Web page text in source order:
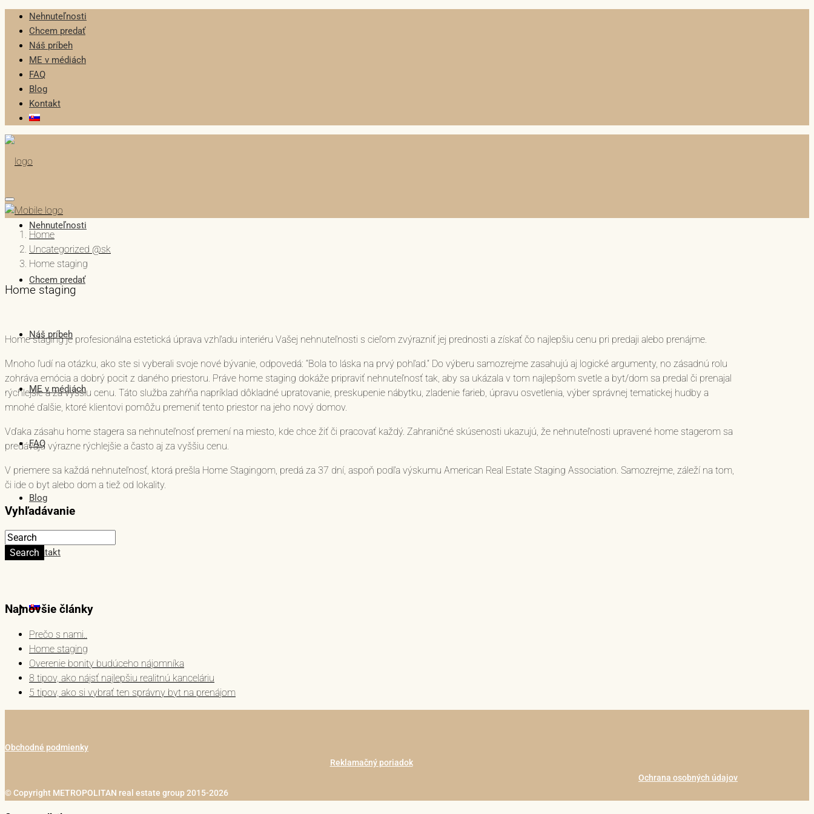
Nehnuteľnosti
Chcem predať
Náš príbeh
ME v médiách
FAQ
Blog
Kontakt
Nehnuteľnosti
Chcem predať
Náš príbeh
ME v médiách
FAQ
Blog
Kontakt
Home
Uncategorized @sk
Home staging
Home staging
Home staging je profesionálna estetická úprava vzhľadu interiéru Vašej nehnuteľnosti s cieľom zvýrazniť jej prednosti a získať čo najlepšiu cenu pri predaji alebo prenájme.
Mnoho ľudí na otázku, ako ste si vyberali svoje nové bývanie, odpovedá: “Bola to láska na prvý pohľad.” Do výberu samozrejme zasahujú aj logické argumenty, no zásadnú rolu
zohráva emócia a dobrý pocit z daného priestoru. Práve home staging dokáže pripraviť nehnuteľnosť tak, aby sa ukázala v tom najlepšom svetle a byt/dom sa predal či prenajal
rýchlejšie a za vyššiu cenu. Táto služba zahŕňa napríklad dôkladné upratovanie, preskupenie nábytku, zladenie farieb, úpravu osvetlenia, výber správnej tematickej hudby a
mnohé ďalšie, ktoré klientovi pomôžu premeniť tento priestor na jeho nový domov.
Vďaka zásahu home stagera sa nehnuteľnosť premení na miesto, kde chce žiť či pracovať každý. Zahraničné skúsenosti ukazujú, že nehnuteľnosti upravené home stagerom sa
predávajú výrazne rýchlejšie a často aj za vyššiu cenu.
V priemere sa každá nehnuteľnosť, ktorá prešla Home Stagingom, predá za 37 dní, aspoň podľa výskumu American Real Estate Staging Association. Samozrejme, záleží na tom,
či ide o byt alebo dom a tiež od lokality.
Vyhľadávanie
Search
Najnovšie články
Prečo s nami..
Home staging
Overenie bonity budúceho nájomníka
8 tipov, ako nájsť najlepšiu realitnú kanceláriu
5 tipov, ako si vybrať ten správny byt na prenájom
Obchodné podmienky
Reklamačný poriadok
Ochrana osobných údajov
© Copyright METROPOLITAN real estate group 2015-2026